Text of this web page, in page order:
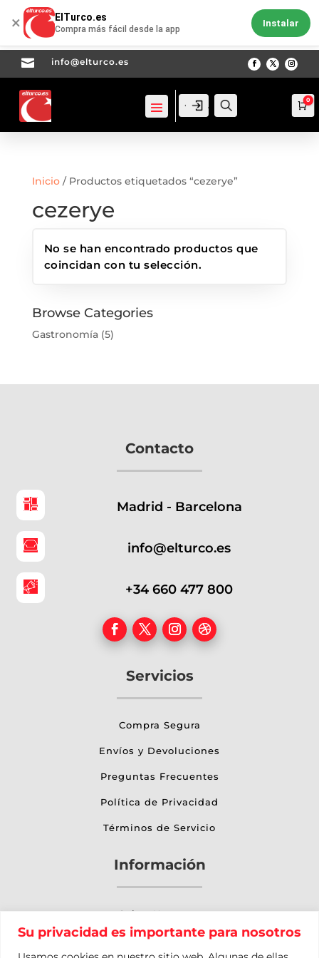
Su privacidad es importante para nosotros
 info@elturco.es
Acceso
Acceso 0
Inicio/ Productos etiquetados “cezerye”
cezerye
No se han encontrado productos que
coincidan con tu selección.
Browse Categories
Gastronomía(5)
Contacto
Madrid - Barcelona
info@elturco.es
+34 660 477 800
Servicios
Compra Segura
Envíos y Devoluciones
Preguntas Frecuentes
Política de Privacidad
Términos de Servicio
Información
Sobre Nosotros
Otros Servicios
× ElTurco.es
Compra más fácil desde la app
Instalar